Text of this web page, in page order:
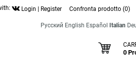
Login Register Confronta prodotto (0)
Русский English Español Italian
0